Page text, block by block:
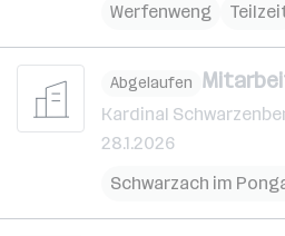
Werfenweng
Abgelaufen
Kardinal
28.1.2026
Schwarzach im